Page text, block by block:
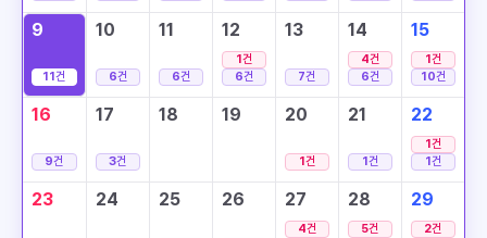
9
11건
10
6건
11
6건
12
1건
6건
13
7건
14
4건
6건
15
1건
10건
16
9건
17
3건
18 19 20
1건
21
1건
22
1건
1건
23 24 25 26 27
4건
28
5건
29
2건